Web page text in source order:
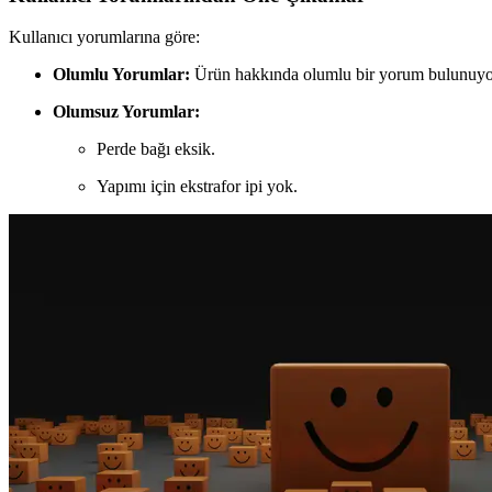
Kullanıcı yorumlarına göre:
Olumlu Yorumlar: Ürün hakkında olumlu bir yorum
Olumsuz Yorumlar:
Perde bağı eksik.
Yapımı için ekstrafor ipi yok.